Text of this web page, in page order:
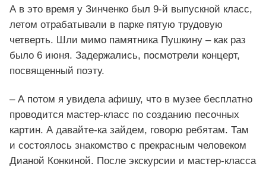
А в это время у Зинченко был 9-й выпускной класс,
летом отрабатывали в парке пятую трудовую
четверть. Шли мимо памятника Пушкину – как раз
было 6 июня. Задержались, посмотрели концерт,
посвященный поэту.
– А потом я увидела афишу, что в музее бесплатно
проводится мастер-класс по созданию песочных
картин. А давайте-ка зайдем, говорю ребятам. Там
и состоялось знакомство с прекрасным человеком
Дианой Конкиной. После экскурсии и мастер-класса